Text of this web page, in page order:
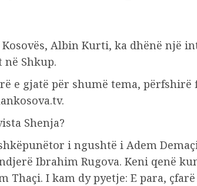
Albin Kurti, ka dhënë një
Shkup.
e gjatë për shumë tema,
Shenja?
i ngushtë i Adem
Ibrahim Rugova. Keni qenë
Thaçi. I kam dy pyetje: E para,